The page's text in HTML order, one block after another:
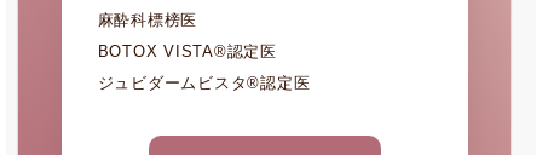
麻酔科標榜医
BOTOX VISTA®認定医
ジュビダームビスタ®認定医